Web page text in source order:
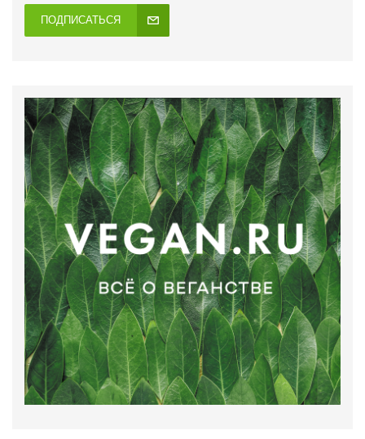
ПОДПИСАТЬСЯ